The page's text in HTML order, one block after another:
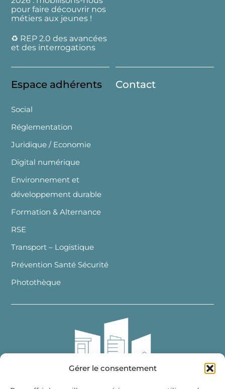
Gérer le consentement
pour faire découvrir nos
métiers aux jeunes !
♻️ REP 2.0 des avancées
et des interrogations
Espace adhérents
Social
Réglementation
Juridique / Economie
Digital numérique
Environnement et
développement durable
Formation & Alternance
RSE
Transport – Logistique
Prévention Santé Sécurité
Photothèque
Contact